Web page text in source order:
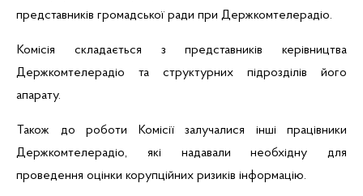
представників громадської ради при Держкомтелерадіо.
Комісія складається з представників керівництва
Держкомтелерадіо та структурних підрозділів його
апарату.
Також до роботи Комісії залучалися інші працівники
Держкомтелерадіо, які надавали необхідну для
проведення оцінки корупційних ризиків інформацію.